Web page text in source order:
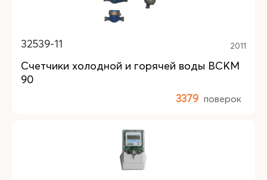
32539-11 2011
Счетчики холодной и горячей воды ВСКМ
90
3379 поверок